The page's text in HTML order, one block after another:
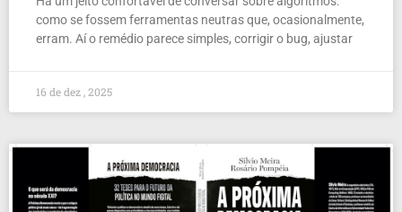
como se fossem ferramentas neutras que, ocasionalmente,
erram. Aí o remédio parece simples, corrigir o bug, ajustar
16 de dez , 2025